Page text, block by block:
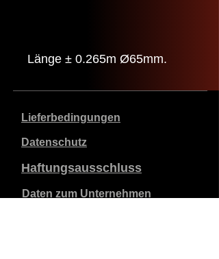
Länge ± 0.265m Ø65mm.
Lieferbedingungen
Datenschutz
Haftungsausschluss
Daten zum Unternehmen